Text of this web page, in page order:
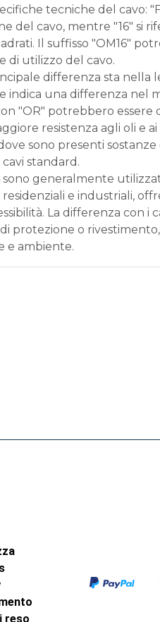
tecniche del cavo:
del cavo, mentre "16" si
Il suffisso "OM16"
di utilizzo del cavo.
differenza sta nella
indica una differenza nel
"OR" potrebbero essere
resistenza agli oli e ai
sono presenti
standard.
sono generalmente
e industriali,
La differenza con i
protezione o
e ambiente.
reso